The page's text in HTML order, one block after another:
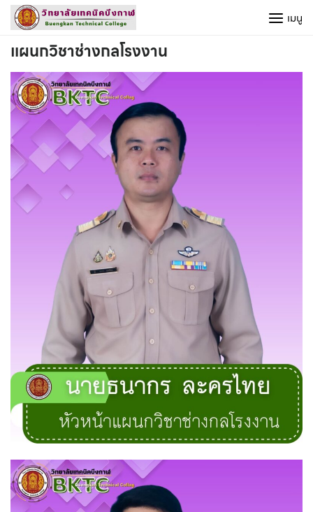
Skip
content
เมนู
แผนกวิชาช่างกลโรงงาน